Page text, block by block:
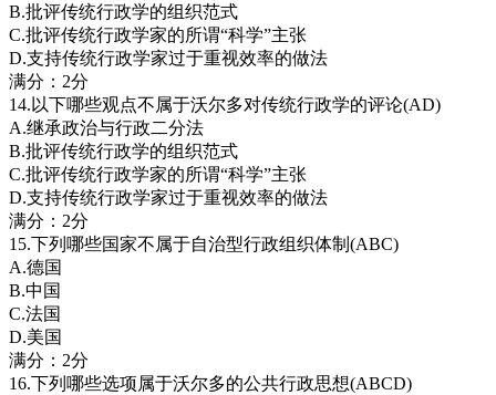
B.批评传统行政学的组织范式
C.批评传统行政学家的所谓“科学”主张
D.支持传统行政学家过于重视效率的做法
满分：2分
14.以下哪些观点不属于沃尔多对传统行政学的评论(AD)
A.继承政治与行政二分法
B.批评传统行政学的组织范式
C.批评传统行政学家的所谓“科学”主张
D.支持传统行政学家过于重视效率的做法
满分：2分
15.下列哪些国家不属于自治型行政组织体制(ABC)
A.德国
B.中国
C.法国
D.美国
满分：2分
16.下列哪些选项属于沃尔多的公共行政思想(ABCD)